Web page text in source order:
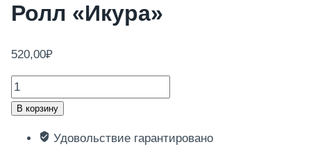
Ролл «Икура»
520,00₽
Количество
товара
«Икура»
В корзину
Удовольствие гарантировано